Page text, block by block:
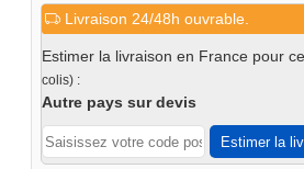
Traceur
de
couverture
Livraison 24/48h ouvrable.
Estimer la livraison en France pour
colis) :
Autre pays sur devis
Estimer la